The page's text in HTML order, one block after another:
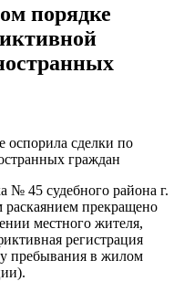
порядке
№ 45 судебного района г.
раскаянием прекращено
местного жителя,
регистрация
пребывания в жилом